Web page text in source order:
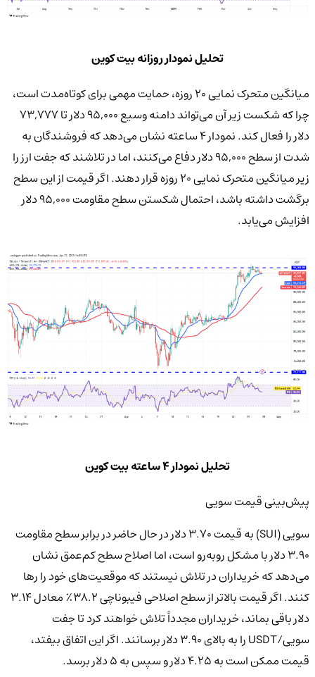
تحلیل نمودار روزانه بیت کوین
میانگین متحرک نمایی ۲۰ روزه، حمایت مهمی برای کوتاه‌مدت است،
چرا که شکست زیر آن می‌تواند دامنه وسیع ۹۵,۰۰۰ دلار تا ۷۳,۷۷۷
دلار را فعال کند. نمودار ۴ ساعته نشان می‌دهد که فروشندگان به
شدت از سطح ۹۵,۰۰۰ دلار دفاع می‌کنند، اما در تلاشند که جفت ارز را
زیر میانگین متحرک نمایی ۲۰ روزه قرار دهند. اگر قیمت از این سطح
برگشت داشته باشد، احتمال شکستن سطح مقاومت ۹۵,۰۰۰ دلار
افزایش می‌یابد.
تحلیل نمودار 4 ساعته بیت کوین
پیش‌بینی قیمت سویی
سویی (SUI) به قیمت ۳.۷۰ دلار در حال حاضر در برابر سطح مقاومت
۳.۹۰ دلار با مشکل روبه‌رو است، اما اصلاح سطح کم‌عمق نشان
می‌دهد که خریداران در تلاش نیستند که موقعیت‌های خود را رها
کنند. اگر قیمت بالاتر از سطح اصلاحی فیبوناچی ۳۸.۲٪ معادل ۳.۱۴
دلار باقی بماند، خریداران مجدداً تلاش خواهند کرد تا جفت
سویی/USDT را به بالای ۳.۹۰ دلار برسانند. اگر این اتفاق بیفتد،
قیمت ممکن است به ۴.۲۵ دلار و سپس به ۵ دلار برسد.